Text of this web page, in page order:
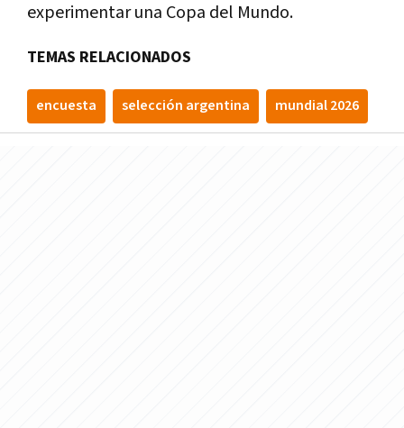
experimentar una Copa del Mundo.
TEMAS RELACIONADOS
encuesta selección argentina mundial 2026